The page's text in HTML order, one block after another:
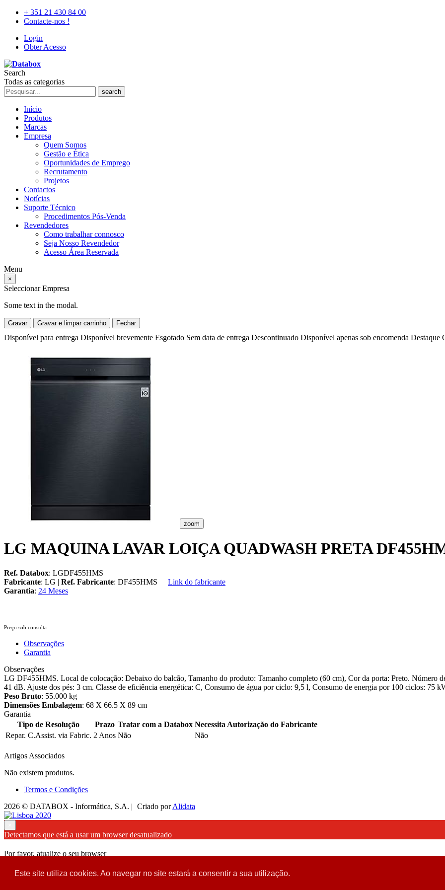
Este site utiliza cookies. Ao navegar no site estará a consentir a sua utilização.
+ 351 21 430 84 00
Contacte-nos !
Login
Obter Acesso
Search
Todas as categorias
search
Início
Produtos
Marcas
Empresa
Quem Somos
Gestão e Ética
Oportunidades de Emprego
Recrutamento
Projetos
Contactos
Notícias
Suporte Técnico
Procedimentos Pós-Venda
Revendedores
Como trabalhar connosco
Seja Nosso Revendedor
Acesso Área Reservada
Menu
×
Seleccionar Empresa
Some text in the modal.
Gravar Gravar e limpar carrinho Fechar
Disponível para entrega Disponível brevemente Esgotado Sem data de entrega Descontinuado Disponível apenas sob encomenda Destaque
zoom
LG MAQUINA LAVAR LOIÇA QUADWASH PRETA
Ref. Databox: LGDF455HMS
Fabricante: LG | Ref. Fabricante: DF455HMS
Link do fabricante
Garantia: 24 Meses
Preço sob consulta
Observações
Garantia
Observações
LG DF455HMS. Local de colocação: Debaixo do balcão, Tamanho do produto: Tamanho completo (60 cm), Cor da porta: Preto. Número
41 dB. Ajuste dos pés: 3 cm. Classe de eficiência energética: C, Consumo de água por ciclo: 9,5 l, Consumo de energia por 100 ciclos: 75
Peso Bruto: 55.000 kg
Dimensões Embalagem: 68 X 66.5 X 89 cm
Garantia
Tipo de Resolução
Prazo Tratar com a Databox Necessita Autorização do Fabricante
Repar. C.Assist. via Fabric. 2 Anos Não Não
Artigos Associados
Não existem produtos.
Termos e Condições
2026 © DATABOX - Informática, S.A. | Criado porAlidata
Detectamos que está a usar um browser desatualizado
Por favor, atualize o seu browser